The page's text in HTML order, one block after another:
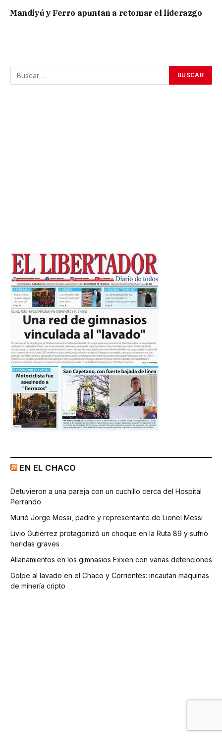
Mandiyú y Ferro apuntan a retomar el liderazgo
EN EL CHACO
Detuvieron a una pareja con un cuchillo cerca del Hospital
Perrando
Murió Jorge Messi, padre y representante de Lionel Messi
Livio Gutiérrez protagonizó un choque en la Ruta 89 y sufrió
heridas graves
Allanamientos en los gimnasios Exxen con varias detenciones
Golpe al lavado en el Chaco y Corrientes: incautan máquinas
de minería cripto